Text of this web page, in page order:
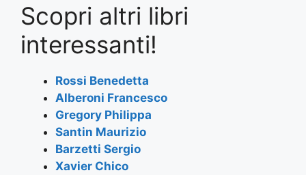
c
e
b
o
o
k
itt
er
at
s
A
p
p
e
gr
a
m
ai
l
ar
Scopri altri libri
interessanti!
Rossi Benedetta
Alberoni Francesco
Gregory Philippa
Santin Maurizio
Barzetti Sergio
Xavier Chico